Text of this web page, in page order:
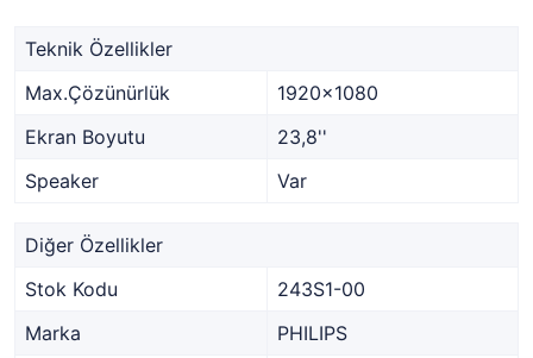
Teknik Özellikler
Max.Çözünürlük
1920x1080
Ekran Boyutu
23,8''
Speaker
Var
Diğer Özellikler
Stok Kodu
243S1-00
Marka
PHILIPS